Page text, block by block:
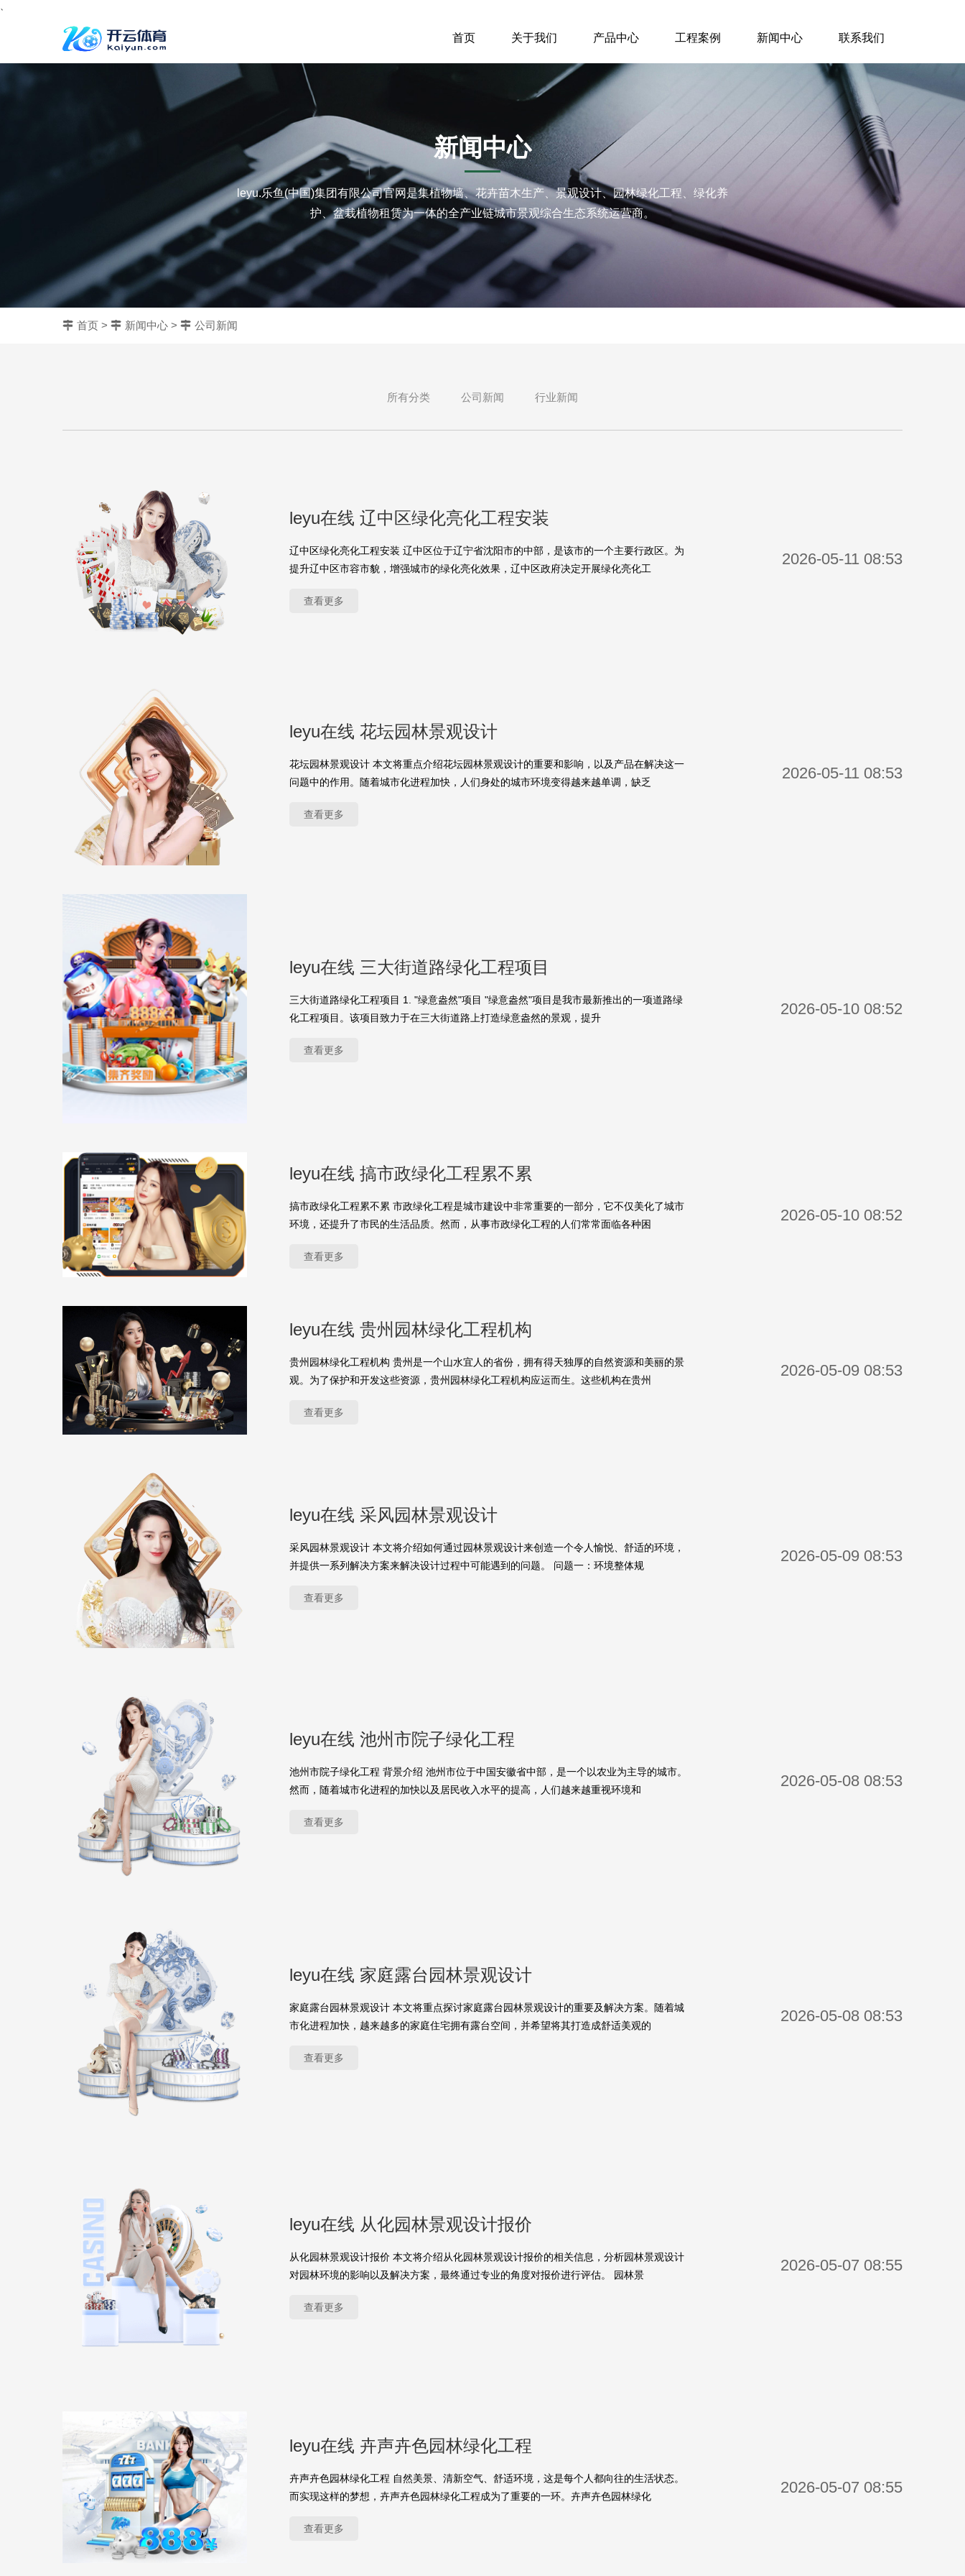
、
首页 关于我们 产品中心 工程案例 新闻中心 联系我们
新闻中心
leyu.乐鱼(中国)集团有限公司官网是集植物墙、花卉苗木生产、景观设计、园林绿化工程、绿化养
护、盆栽植物租赁为一体的全产业链城市景观综合生态系统运营商。
首页 > 新闻中心 > 公司新闻
所有分类 公司新闻 行业新闻
leyu在线 辽中区绿化亮化工程安装
辽中区绿化亮化工程安装 辽中区位于辽宁省沈阳市的中部，是该市的一个主要行政区。为
提升辽中区市容市貌，增强城市的绿化亮化效果，辽中区政府决定开展绿化亮化工
查看更多
2026-05-11 08:53
leyu在线 花坛园林景观设计
花坛园林景观设计 本文将重点介绍花坛园林景观设计的重要和影响，以及产品在解决这一
问题中的作用。随着城市化进程加快，人们身处的城市环境变得越来越单调，缺乏
查看更多
2026-05-11 08:53
leyu在线 三大街道路绿化工程项目
三大街道路绿化工程项目 1. "绿意盎然"项目 "绿意盎然"项目是我市最新推出的一项道路绿
化工程项目。该项目致力于在三大街道路上打造绿意盎然的景观，提升
查看更多
2026-05-10 08:52
leyu在线 搞市政绿化工程累不累
搞市政绿化工程累不累 市政绿化工程是城市建设中非常重要的一部分，它不仅美化了城市
环境，还提升了市民的生活品质。然而，从事市政绿化工程的人们常常面临各种困
查看更多
2026-05-10 08:52
leyu在线 贵州园林绿化工程机构
贵州园林绿化工程机构 贵州是一个山水宜人的省份，拥有得天独厚的自然资源和美丽的景
观。为了保护和开发这些资源，贵州园林绿化工程机构应运而生。这些机构在贵州
查看更多
2026-05-09 08:53
leyu在线 采风园林景观设计
采风园林景观设计 本文将介绍如何通过园林景观设计来创造一个令人愉悦、舒适的环境，
并提供一系列解决方案来解决设计过程中可能遇到的问题。 问题一：环境整体规
查看更多
2026-05-09 08:53
leyu在线 池州市院子绿化工程
池州市院子绿化工程 背景介绍 池州市位于中国安徽省中部，是一个以农业为主导的城市。
然而，随着城市化进程的加快以及居民收入水平的提高，人们越来越重视环境和
查看更多
2026-05-08 08:53
leyu在线 家庭露台园林景观设计
家庭露台园林景观设计 本文将重点探讨家庭露台园林景观设计的重要及解决方案。随着城
市化进程加快，越来越多的家庭住宅拥有露台空间，并希望将其打造成舒适美观的
查看更多
2026-05-08 08:53
leyu在线 从化园林景观设计报价
从化园林景观设计报价 本文将介绍从化园林景观设计报价的相关信息，分析园林景观设计
对园林环境的影响以及解决方案，最终通过专业的角度对报价进行评估。 园林景
查看更多
2026-05-07 08:55
leyu在线 卉声卉色园林绿化工程
卉声卉色园林绿化工程 自然美景、清新空气、舒适环境，这是每个人都向往的生活状态。
而实现这样的梦想，卉声卉色园林绿化工程成为了重要的一环。卉声卉色园林绿化
查看更多
2026-05-07 08:55